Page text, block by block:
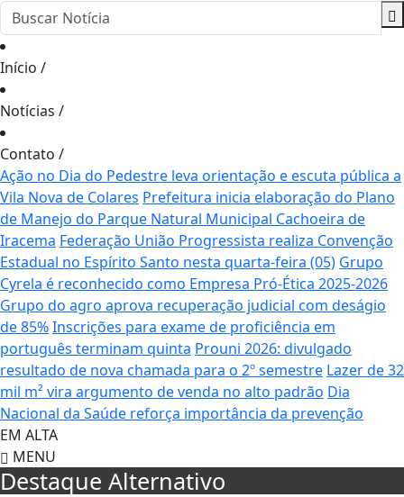
Início /
Notícias /
Contato /
Ação no Dia do Pedestre leva orientação e escuta pública a
Vila Nova de Colares Prefeitura inicia elaboração do Plano
de Manejo do Parque Natural Municipal Cachoeira de
Iracema Federação União Progressista realiza Convenção
Estadual no Espírito Santo nesta quarta-feira (05) Grupo
Cyrela é reconhecido como Empresa Pró-Ética 2025-2026
Grupo do agro aprova recuperação judicial com deságio
de 85%Inscrições para exame de proficiência em
português terminam quinta Prouni 2026: divulgado
resultado de nova chamada para o 2º semestre Lazer de 32
mil m² vira argumento de venda no alto padrão Dia
Nacional da Saúde reforça importância da prevenção
EM ALTA
MENU
Destaque Alternativo